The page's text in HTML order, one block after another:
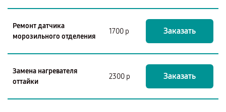
Ремонт датчика
морозильного отделения
1700 р Заказать
Замена нагревателя
оттайки
2300 р Заказать